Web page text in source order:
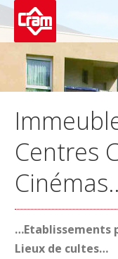
Centres
…Etablissements
Lieux de cultes…